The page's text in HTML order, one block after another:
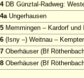
DB Günztal-Radweg:
Ungerhausen
Memmingen – Kardorf und
(Isny –) Weitnau –
Oberhäuser (Bf
Oberhäuser (Bf